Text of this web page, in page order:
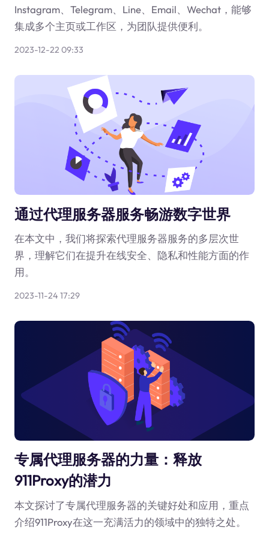
Instagram、Telegram、Line、Email、Wechat，能够
集成多个主页或工作区，为团队提供便利。
2023-12-22 09:33
通过代理服务器服务畅游数字世界
在本文中，我们将探索代理服务器服务的多层次世
界，理解它们在提升在线安全、隐私和性能方面的作
用。
2023-11-24 17:29
专属代理服务器的力量：释放
911Proxy的潜力
本文探讨了专属代理服务器的关键好处和应用，重点
介绍911Proxy在这一充满活力的领域中的独特之处。